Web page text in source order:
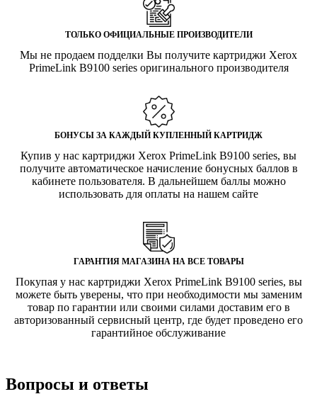
ТОЛЬКО ОФИЦИАЛЬНЫЕ ПРОИЗВОДИТЕЛИ
Мы не продаем подделки Вы получите картриджи Xerox
PrimeLink B9100 series оригинального производителя
БОНУСЫ ЗА КАЖДЫЙ КУПЛЕННЫЙ КАРТРИДЖ
Купив у нас картриджи Xerox PrimeLink B9100 series, вы
получите автоматическое начисление бонусных баллов в
кабинете пользователя. В дальнейшем баллы можно
использовать для оплаты на нашем сайте
ГАРАНТИЯ МАГАЗИНА НА ВСЕ ТОВАРЫ
Покупая у нас картриджи Xerox PrimeLink B9100 series, вы
можете быть уверены, что при необходимости мы заменим
товар по гарантии или своими силами доставим его в
авторизованный сервисный центр, где будет проведено его
гарантийное обслуживание
Вопросы и ответы